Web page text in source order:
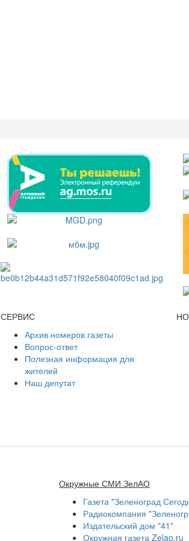
СЕРВИС
Архив номеров газеты
Вопрос-ответ
Полезная информация для
жителей
Наш депутат
Окружные СМИ ЗелАО
Газета "Зеленоград
Радиокомпания
Издательский дом "41"
Окружная газета Zelao.ru